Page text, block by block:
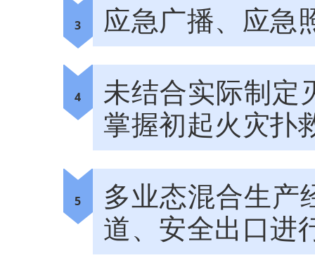
3 应急广播、应急
4
未结合实际制定
掌握初起火灾扑
5
多业态混合生产
道、安全出口进